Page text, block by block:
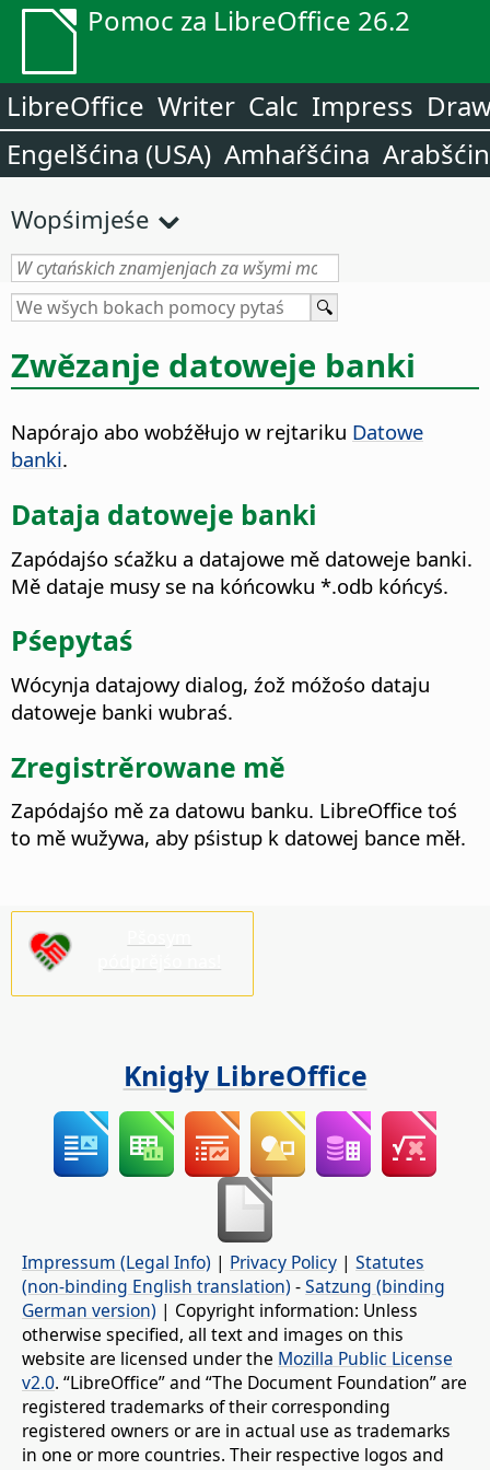
Pomoc za LibreOffice 26.2
LibreOffice Writer Calc Impress
Engelšćina (USA) Amhaŕšćina
Wopśimjeśe
Zwězanje datoweje banki
Napórajo abo wobźěłujo w rejtariku Datowe
banki.
Dataja datoweje banki
Zapódajśo sćažku a datajowe mě datoweje banki.
Mě dataje musy se na kóńcowku *.odb kóńcyś.
Pśepytaś
Wócynja datajowy dialog, źož móžośo dataju
datoweje banki wubraś.
Zregistrěrowane mě
Zapódajśo mě za datowu banku. LibreOffice toś
to mě wužywa, aby pśistup k datowej bance měł.
Knigły LibreOffice
Impressum (Legal Info) | Privacy Policy | Statutes
(non-binding English translation) -Satzung (binding
German version) | Copyright information: Unless
otherwise specified, all text and images on this
website are licensed under the Mozilla Public License
v2.0. “LibreOffice” and “The Document Foundation” are
registered trademarks of their corresponding
registered owners or are in actual use as trademarks
in one or more countries. Their respective logos and